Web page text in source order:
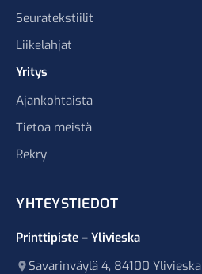
Seuratekstiilit
Liikelahjat
Yritys
Ajankohtaista
Tietoa meistä
Rekry
YHTEYSTIEDOT
Printtipiste – Ylivieska
Savarinväylä 4, 84100 Ylivieska